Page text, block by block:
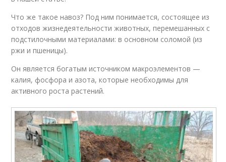
Что же такое навоз? Под ним понимается, состоящее из
отходов жизнедеятельности животных, перемешанных с
подстилочными материалами: в основном соломой (из
ржи и пшеницы).
Он является богатым источником макроэлементов —
калия, фосфора и азота, которые необходимы для
активного роста растений.